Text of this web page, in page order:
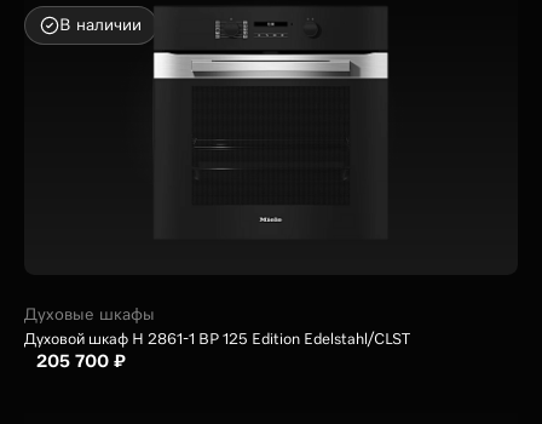
В наличии
Духовые шкафы
Духовой шкаф H 2861-1 BP 125 Edition Edelstahl/CLST
205 700 ₽